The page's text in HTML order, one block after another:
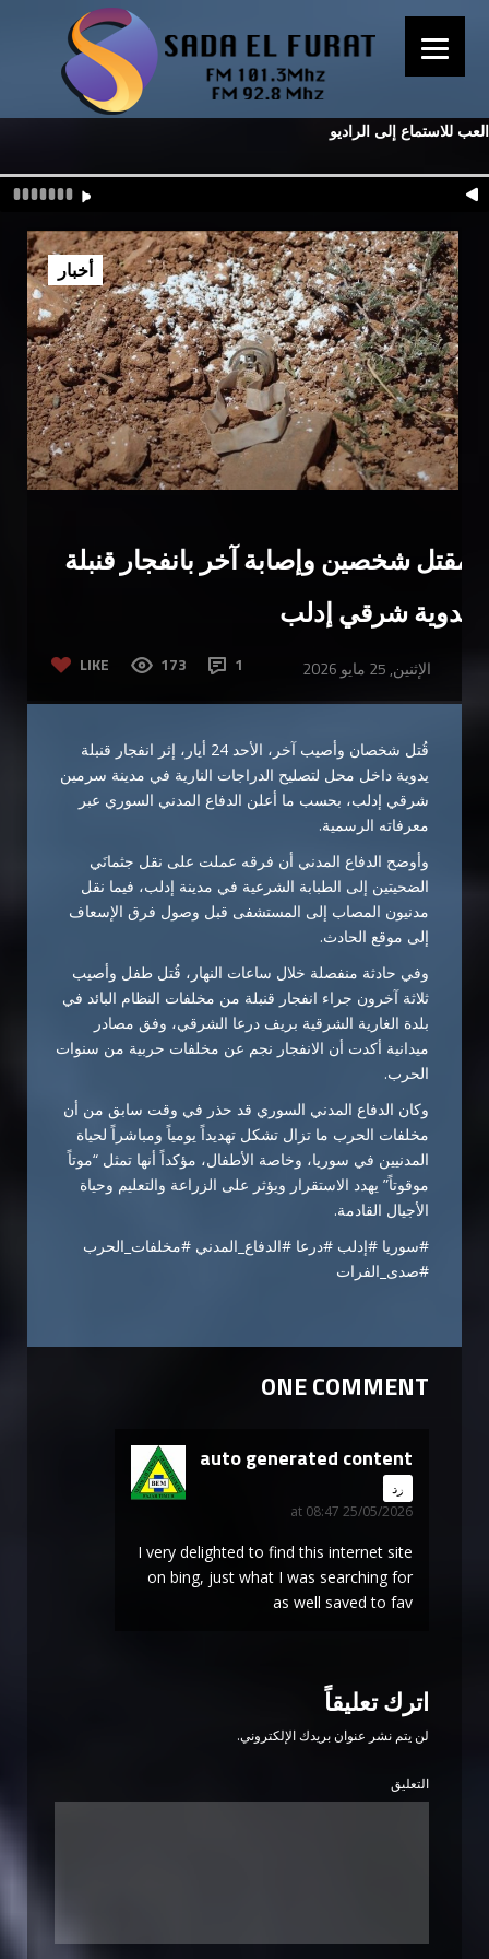
العب للاستماع إلى الراديو
مقتل شخصين وإصابة آخر بانفجار قنبلة
يدوية شرقي إدلب
LIKE 173 1 الإثنين, 25 مايو 2026
أخبار
قُتل شخصان وأصيب آخر، الأحد 24 أيار، إثر انفجار قنبلة
يدوية داخل محل لتصليح الدراجات النارية في مدينة سرمين
شرقي إدلب، بحسب ما أعلن الدفاع المدني السوري عبر
معرفاته الرسمية.
وأوضح الدفاع المدني أن فرقه عملت على نقل جثمانَي
الضحيتين إلى الطبابة الشرعية في مدينة إدلب، فيما نقل
مدنيون المصاب إلى المستشفى قبل وصول فرق الإسعاف
إلى موقع الحادث.
وفي حادثة منفصلة خلال ساعات النهار، قُتل طفل وأصيب
ثلاثة آخرون جراء انفجار قنبلة من مخلفات النظام البائد في
بلدة الغارية الشرقية بريف درعا الشرقي، وفق مصادر
ميدانية أكدت أن الانفجار نجم عن مخلفات حربية من سنوات
الحرب.
وكان الدفاع المدني السوري قد حذر في وقت سابق من أن
مخلفات الحرب ما تزال تشكل تهديداً يومياً ومباشراً لحياة
المدنيين في سوريا، وخاصة الأطفال، مؤكداً أنها تمثل “موتاً
موقوتاً” يهدد الاستقرار ويؤثر على الزراعة والتعليم وحياة
الأجيال القادمة.
#سوريا #إدلب #درعا #الدفاع_المدني #مخلفات_الحرب
#صدى_الفرات
ONE COMMENT
auto generated content
says:
25/05/2026 at 08:47
رد
I very delighted to find this internet site
on bing, just what I was searching for
as well saved to fav
اترك تعليقاً
لن يتم نشر عنوان بريدك الإلكتروني.
التعليق